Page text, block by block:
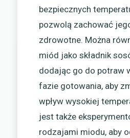
bezpiecznych
pozwolą zachować
zdrowotne. Można
miód jako składnik
dodając go do potraw
fazie gotowania, aby
wpływ wysokiej
jest także
rodzajami miodu, aby